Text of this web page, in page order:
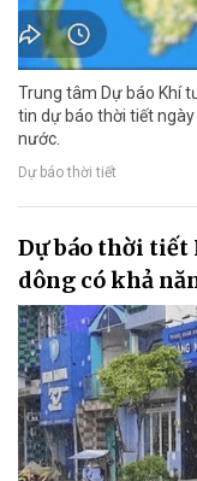
Trung tâm Dự báo Khí
tin dự báo thời tiết
nước.
Dự báo thời tiết
Dự báo thời tiết
dông có khả